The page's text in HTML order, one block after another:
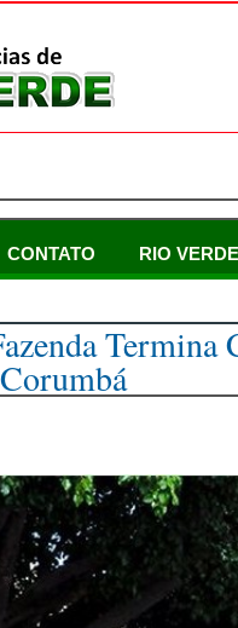
CONTATO RIO VERDE